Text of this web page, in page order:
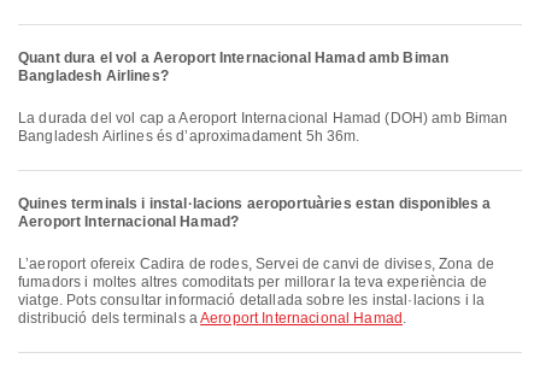
Quant dura el vol a Aeroport Internacional Hamad amb Biman
Bangladesh Airlines?
La durada del vol cap a Aeroport Internacional Hamad (DOH) amb Biman
Bangladesh Airlines és d’aproximadament 5h 36m.
Quines terminals i instal·lacions aeroportuàries estan disponibles a
Aeroport Internacional Hamad?
L’aeroport ofereix Cadira de rodes, Servei de canvi de divises, Zona de
fumadors i moltes altres comoditats per millorar la teva experiència de
viatge. Pots consultar informació detallada sobre les instal·lacions i la
distribució dels terminals aAeroport Internacional Hamad .